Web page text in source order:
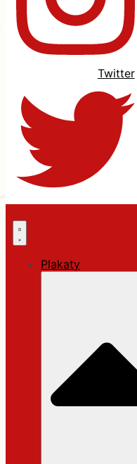
Twitter
Plakaty